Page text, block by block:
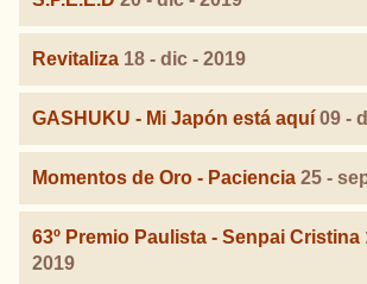
Revitaliza 18 - dic - 2019
GASHUKU - Mi Japón está aquí 09 -
Momentos de Oro - Paciencia 25 -
63º Premio Paulista - Senpai Cristina
2019